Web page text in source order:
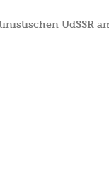
UdSSR